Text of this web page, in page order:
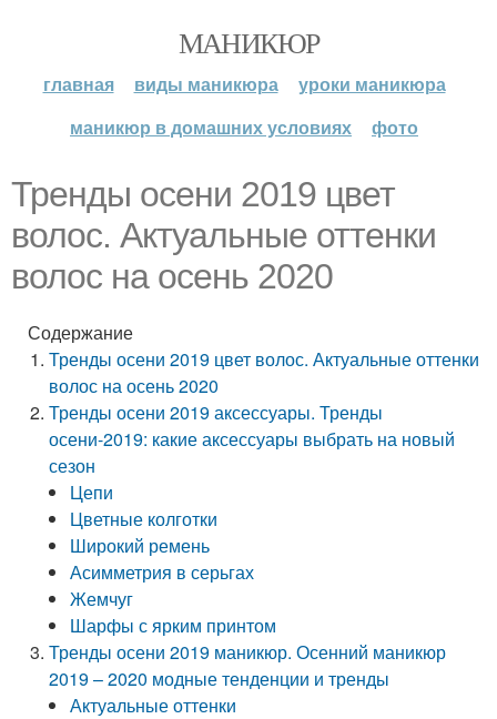
МАНИКЮР
главная виды маникюра
уроки маникюра
маникюр в домашних условиях
фото
Тренды осени 2019 цвет
волос. Актуальные оттенки
волос на осень 2020
Содержание
Тренды осени 2019 цвет волос. Актуальные оттенки
волос на осень 2020
Тренды осени 2019 аксессуары. Тренды
осени-2019: какие аксессуары выбрать на новый
сезон
Цепи
Цветные колготки
Широкий ремень
Асимметрия в серьгах
Жемчуг
Шарфы с ярким принтом
Тренды осени 2019 маникюр. Осенний маникюр
2019 – 2020 модные тенденции и тренды
Актуальные оттенки